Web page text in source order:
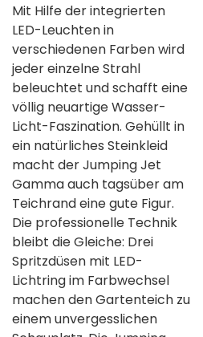
Mit Hilfe der integrierten
LED-Leuchten in
verschiedenen Farben wird
jeder einzelne Strahl
beleuchtet und schafft eine
völlig neuartige Wasser-
Licht-Faszination. Gehüllt in
ein natürliches Steinkleid
macht der Jumping Jet
Gamma auch tagsüber am
Teichrand eine gute Figur.
Die professionelle Technik
bleibt die Gleiche: Drei
Spritzdüsen mit LED-
Lichtring im Farbwechsel
machen den Gartenteich zu
einem unvergesslichen